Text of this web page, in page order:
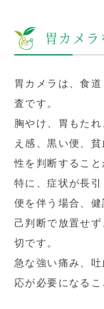
胃カメ
胃カメラは、食
査です。
胸やけ、胃もた
え感、黒い便、
性を判断すること
特に、症状が長
便を伴う場合、
己判断で放置せ
切です。
急な強い痛み、
応が必要になるこ